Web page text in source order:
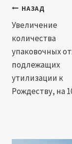
Навигация
по
записям
НАЗАД
Увеличение
количества
упаковочных
подлежащих
утилизации к
Рождеству, на